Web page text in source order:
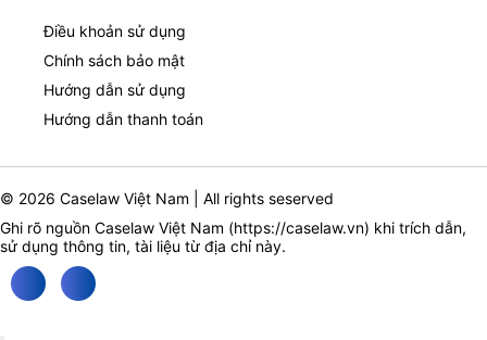
Điều khoản sử dụng
Chính sách bảo mật
Hướng dẫn sử dụng
Hướng dẫn thanh toán
© 2026 Caselaw Việt Nam | All rights seserved
Ghi rõ nguồn Caselaw Việt Nam (https://caselaw.vn) khi trích dẫn,
sử dụng thông tin, tài liệu từ địa chỉ này.